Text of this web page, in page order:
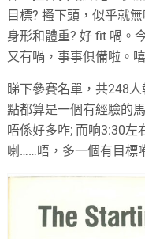
目標? 搔下頭，似乎就
身形和體重? 好 fit 喎。
又有喎，事事俱備啦。
睇下參賽名單，共248
點都算是一個有經驗的
唔係好多咋; 而响3:30左
喇……唔，多一個有目標